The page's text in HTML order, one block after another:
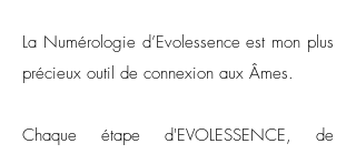
La Numérologie d’Evolessence est mon plus
précieux outil de connexion aux Âmes.
Chaque étape d'EVOLESSENCE, de